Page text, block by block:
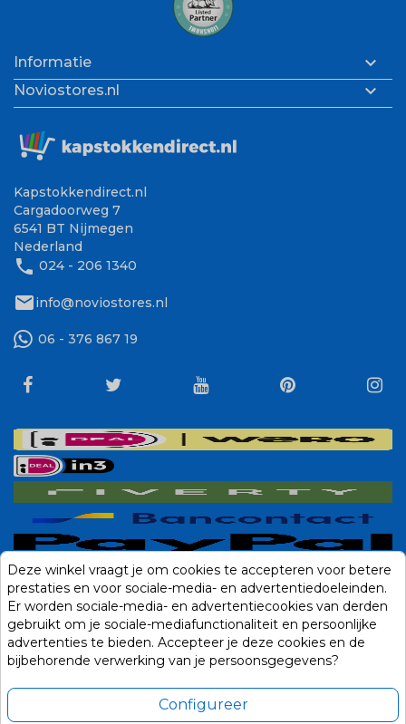
Informatie 
Noviostores.nl 
Kapstokkendirect.nl
Cargadoorweg 7
6541 BT Nijmegen
Nederland
phone 024 - 206 1340
mailinfo@noviostores.nl
06 - 376 867 19
Deze winkel vraagt je om cookies te accepteren voor betere
prestaties en voor sociale-media- en advertentiedoeleinden.
Er worden sociale-media- en advertentiecookies van derden
gebruikt om je sociale-mediafunctionaliteit en persoonlijke
advertenties te bieden. Accepteer je deze cookies en de
bijbehorende verwerking van je persoonsgegevens?
Configureer